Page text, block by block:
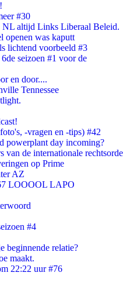
#30
altijd Links Liberaal Beleid.
openen was kaputt
lichtend voorbeeld #3
seizoen #1 voor de
en door....
Tennessee
-vragen en -tips) #42
powerplant day incoming?
de internationale rechtsorde
op Prime
AZ
LOOOOL LAPO
#4
beginnende relatie?
maakt.
22:22 uur #76